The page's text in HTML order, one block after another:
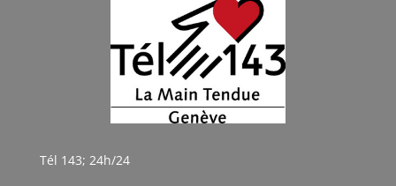
Tél 143; 24h/24